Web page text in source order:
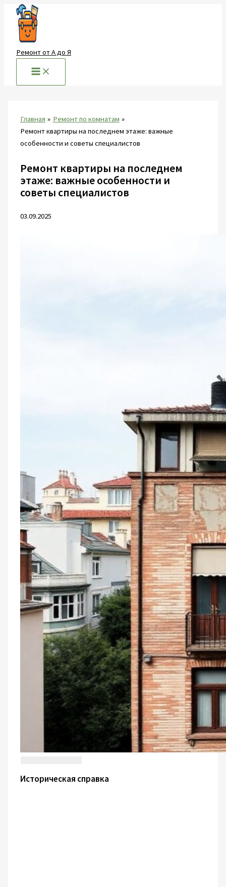
Перейти
содержимому
Ремонт от А до Я
Главная
Ремонт по комнатам
Ремонт квартиры на последнем этаже: важные
особенности и советы специалистов
Ремонт квартиры на последнем
этаже: важные особенности и
советы специалистов
03.09.2025
Историческая справка